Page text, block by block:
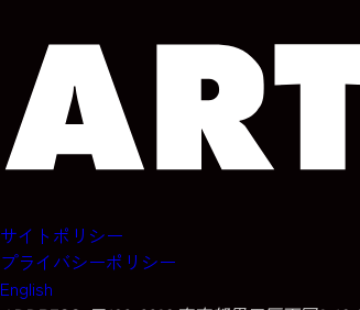
サイトポリシー
プライバシーポリシー
English